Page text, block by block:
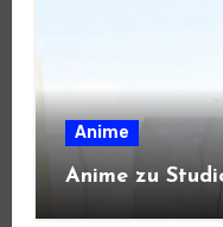
Anime
Anime zu